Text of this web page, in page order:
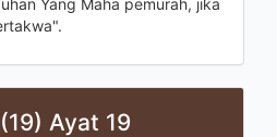
Yang Maha pemurah, jika
Ayat 19